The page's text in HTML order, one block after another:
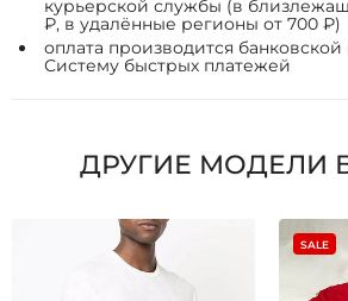
курьерской службы (в
₽, в удалённые регионы от 700 ₽)
оплата производится банковской
Систему быстрых платежей
ДРУГИЕ МОДЕЛИ
SALE